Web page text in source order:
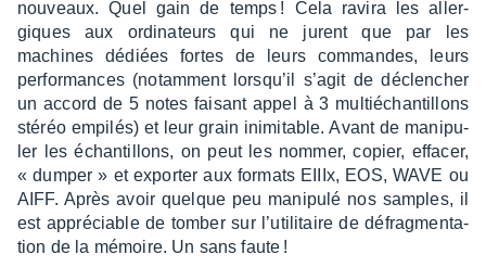
nouveaux. Quel gain de temps ! Cela ravira les aller­
giques aux ordi­na­teurs qui ne jurent que par les
machines dédiées fortes de leurs commandes, leurs
perfor­mances (notam­ment lorsqu’il s’agit de déclen­cher
un accord de 5 notes faisant appel à 3 multié­chan­tillons
stéréo empi­lés) et leur grain inimi­table. Avant de mani­pu­
ler les échan­tillons, on peut les nommer, copier, effa­cer,
« dumper » et expor­ter aux formats EIIIx, EOS, WAVE ou
AIFF. Après avoir quelque peu mani­pulé nos samples, il
est appré­ciable de tomber sur l’uti­li­taire de défrag­men­ta­
tion de la mémoire. Un sans faute !